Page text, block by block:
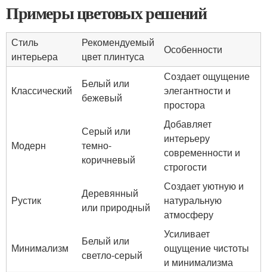
Примеры цветовых решений
Стиль
интерьера
Рекомендуемый
цвет плинтуса
Особенности
Классический
Белый или
бежевый
Создает ощущение
элегантности и
простора
Модерн
Серый или
темно-
коричневый
Добавляет
интерьеру
современности и
строгости
Рустик
Деревянный
или природный
Создает уютную и
натуральную
атмосферу
Минимализм
Белый или
светло-серый
Усиливает
ощущение чистоты
и минимализма